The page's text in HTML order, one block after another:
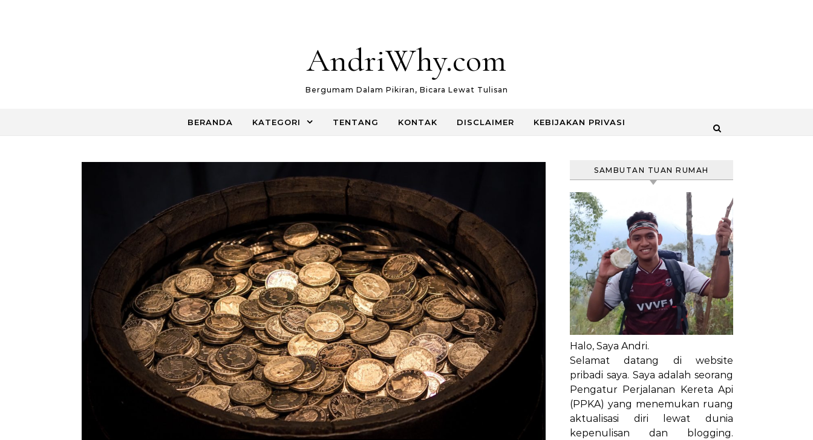
AndriWhy.com
Bergumam Dalam Pikiran, Bicara Lewat Tulisan
BERANDA KATEGORI TENTANG KONTAK DISCLAIMER KEBIJAKAN PRIVASI
SAMBUTAN TUAN RUMAH
Halo, Saya Andri.
Selamat datang di website
pribadi saya. Saya adalah seorang
Pengatur Perjalanan Kereta Api
(PPKA) yang menemukan ruang
aktualisasi diri lewat dunia
kepenulisan dan blogging.